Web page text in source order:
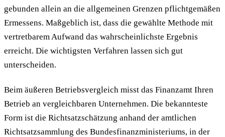
gebunden allein an die allgemeinen Grenzen pflichtgemäßen
Ermessens. Maßgeblich ist, dass die gewählte Methode mit
vertretbarem Aufwand das wahrscheinlichste Ergebnis
erreicht. Die wichtigsten Verfahren lassen sich gut
unterscheiden.
Beim äußeren Betriebsvergleich misst das Finanzamt Ihren
Betrieb an vergleichbaren Unternehmen. Die bekannteste
Form ist die Richtsatzschätzung anhand der amtlichen
Richtsatzsammlung des Bundesfinanzministeriums, in der